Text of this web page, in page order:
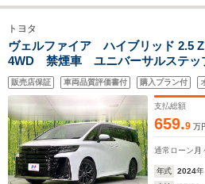
トヨタ
ヴェルファイア ハイブリッド 2.5
4WD 禁煙車 ユニバーサルステッ
フ 純正14型ナビ 全周囲カメラ 純
ー 衝突軽減装置 レーダークルコ
電動スライドドア ETC
販売店保証 車両品質評価書付 購入プラン付
支払総額
659.9 万
通常ローン 月
年式 2024年